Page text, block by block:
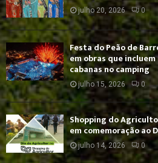
julho 20, 2026 0
Festa do Peão de
em obras que
cabanas no camping
julho 15, 2026 0
Shopping do
em comemoração ao
julho 14, 2026 0